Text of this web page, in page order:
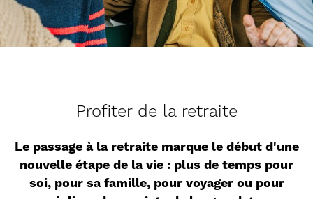
Profiter de la retraite
Le passage à la retraite marque le début d'une
nouvelle étape de la vie : plus de temps pour
soi, pour sa famille, pour voyager ou pour